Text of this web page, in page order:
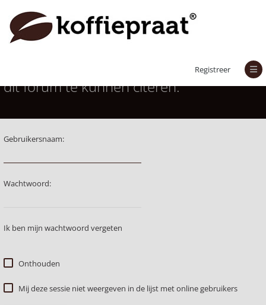
Registreer
Je moet aangemeld zijn om berichten in
dit forum te kunnen citeren.
Gebruikersnaam:
Wachtwoord:
Ik ben mijn wachtwoord vergeten
Onthouden
Mij deze sessie niet weergeven in de lijst met online gebruikers